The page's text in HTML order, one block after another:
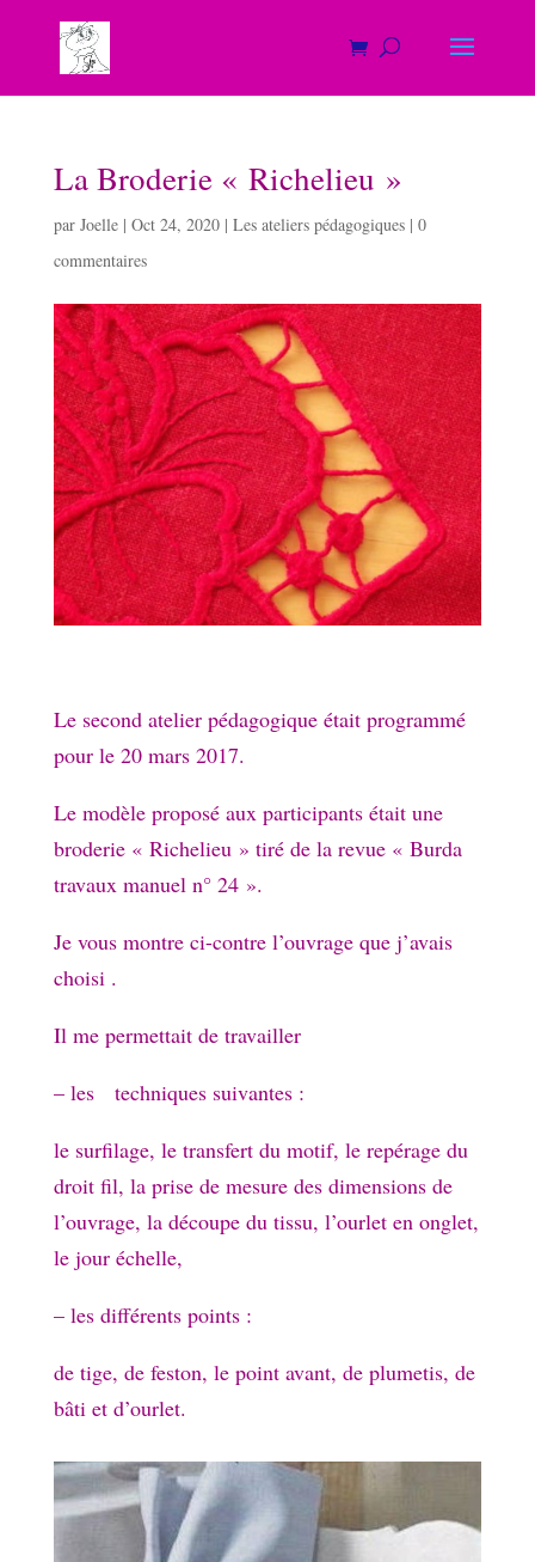
La Broderie « Richelieu »
par Joelle| Oct 24, 2020| Les ateliers pédagogiques| 0
commentaires
Le second atelier pédagogique était programmé
pour le 20 mars 2017.
Le modèle proposé aux participants était une
broderie « Richelieu » tiré de la revue « Burda
travaux manuel n° 24 ».
Je vous montre ci-contre l’ouvrage que j’avais
choisi .
Il me permettait de travailler
– les techniques suivantes :
le surfilage, le transfert du motif, le repérage du
droit fil, la prise de mesure des dimensions de
l’ouvrage, la découpe du tissu, l’ourlet en onglet,
le jour échelle,
– les différents points :
de tige, de feston, le point avant, de plumetis, de
bâti et d’ourlet.